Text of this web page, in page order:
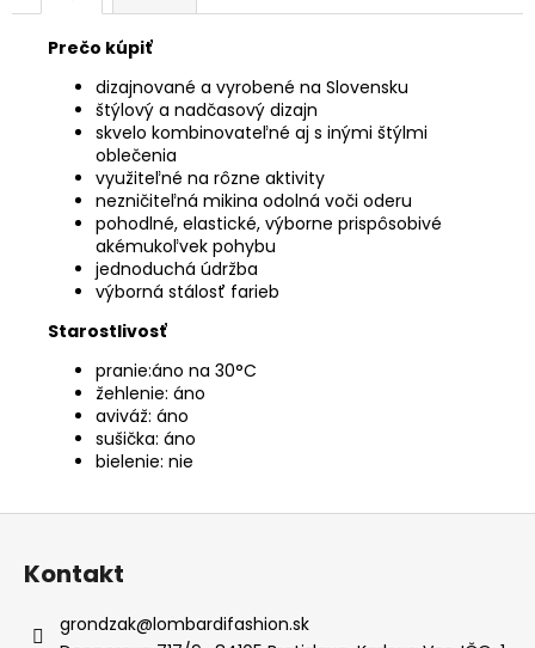
Prečo kúpiť
dizajnované a vyrobené na Slovensku
štýlový a nadčasový dizajn
skvelo kombinovateľné aj s inými štýlmi
oblečenia
využiteľné na rôzne aktivity
nezničiteľná mikina odolná voči oderu
pohodlné, elastické, výborne prispôsobivé
akémukoľvek pohybu
jednoduchá údržba
výborná stálosť farieb
Starostlivosť
pranie:áno na 30°C
žehlenie: áno
aviváž: áno
sušička: áno
bielenie: nie
Z
Kontakt
grondzak@lombardifashion.sk